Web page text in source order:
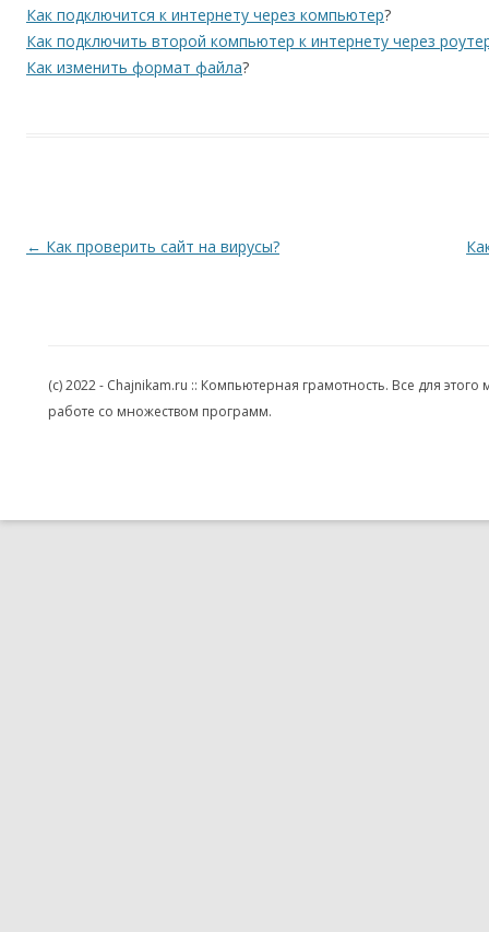
Как подключится к интернету через компьютер?
Как подключить второй компьютер к интернету через
Как изменить формат файла?
Навигация по записям
← Как проверить сайт на вирусы?
(c) 2022 - Chajnikam.ru :: Компьютерная грамотность. Все для
работе со множеством программ.